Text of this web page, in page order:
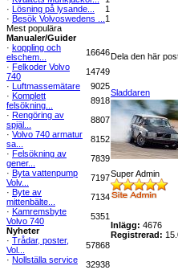
· Lösning på lysande...
1
· Besök Volvoswedens ... 1
Mest populära
Manualer/Guider
· koppling och
elschem...
16646
· Felkoder Volvo
740
14749
· Luftmassemätare
9025
· Komplett
felsökning...
8918
· Rengöring av
spjäl...
8807
· Volvo 740 armatur
sa...
8152
· Felsökning av
gener...
7839
· Byta vattenpump
Volv...
7197
· Byte av
mittenbälte...
7134
· Kamremsbyte
Volvo 740
5351
Nyheter
· Trådar, poster,
Vol...
57868
· Nollställa service
32938
Dela den här
Sladdaren
Super Admin
Inlägg: 4676
Registrerad: